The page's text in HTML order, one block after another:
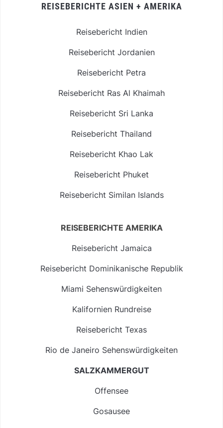
REISEBERICHTE ASIEN + AMERIKA
Reisebericht Indien
Reisebericht Jordanien
Reisebericht Petra
Reisebericht Ras Al Khaimah
Reisebericht Sri Lanka
Reisebericht Thailand
Reisebericht Khao Lak
Reisebericht Phuket
Reisebericht Similan Islands
REISEBERICHTE AMERIKA
Reisebericht Jamaica
Reisebericht Dominikanische Republik
Miami Sehenswürdigkeiten
Kalifornien Rundreise
Reisebericht Texas
Rio de Janeiro Sehenswürdigkeiten
SALZKAMMERGUT
Offensee
Gosausee